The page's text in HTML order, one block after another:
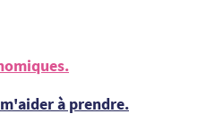
à prendre.